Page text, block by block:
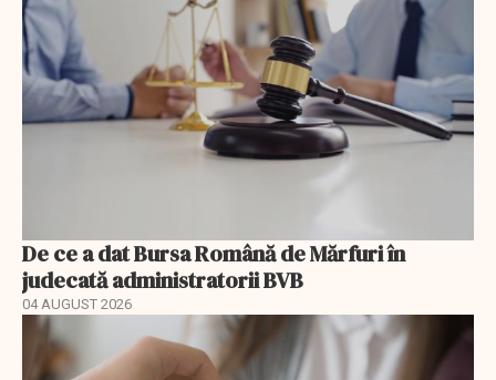
De ce a dat Bursa Română de Mărfuri în
judecată administratorii BVB
04 AUGUST 2026